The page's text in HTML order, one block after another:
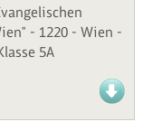
- 1220 - Wien -
5A